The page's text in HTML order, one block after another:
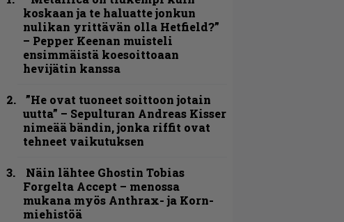
koskaan ja te haluatte jonkun
nulikan yrittävän olla Hetfield?”
– Pepper Keenan muisteli
ensimmäistä koesoittoaan
hevijätin kanssa
”He ovat tuoneet soittoon jotain
uutta” – Sepulturan Andreas Kisser
nimeää bändin, jonka riffit ovat
tehneet vaikutuksen
Näin lähtee Ghostin Tobias
Forgelta Accept – menossa
mukana myös Anthrax- ja Korn-
miehistöä